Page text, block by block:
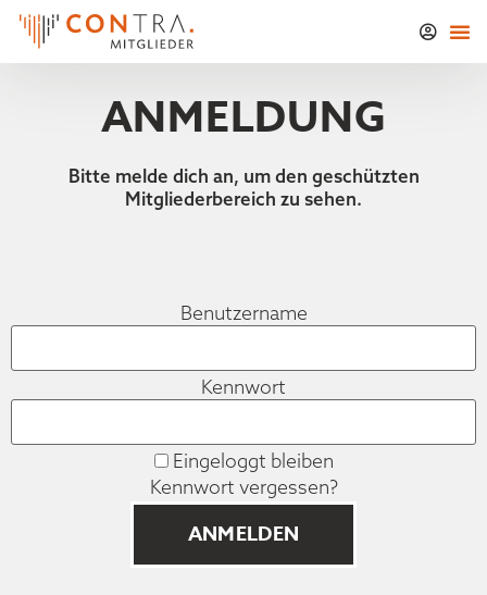
ANMELDUNG
Bitte melde dich an, um den geschützten
Mitgliederbereich zu sehen.
Benutzername
Kennwort
Eingeloggt bleiben
Kennwort vergessen?